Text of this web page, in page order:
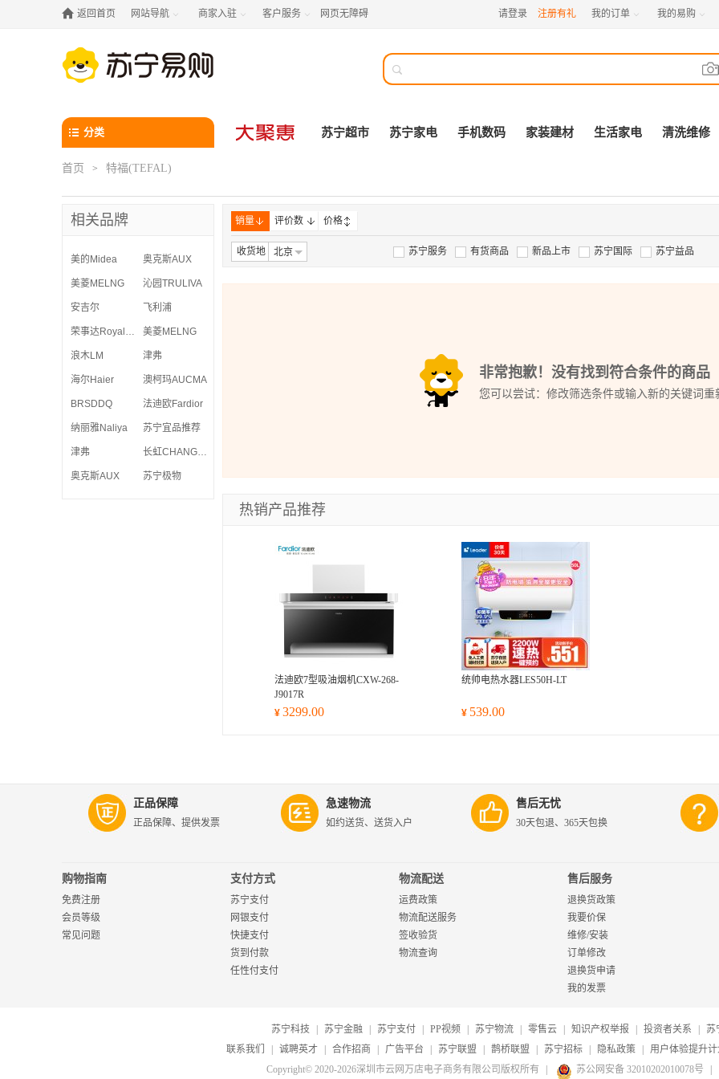
 返回首页 网站导航  商家入驻  客户服务  网页无障碍 请登录 注册有礼 我的订单  我的易购 

分类 苏宁超市 苏宁家电 手机数码 家装建材 生活家电 清洗维修
首页 > 特福(TEFAL)
销量 评价数 价格
收货地 北京 苏宁服务 有货商品 新品上市 苏宁国际 苏宁益品
非常抱歉！没有找到符合条件的商品
您可以尝试：修改筛选条件或输入新的关键词重
热销产品推荐
法迪欧7型吸油烟机CXW-268-
J9017R
¥ 3299.00
统帅电热水器LES50H-LT
¥ 539.00
相关品牌
美的Midea 奥克斯AUX
美菱MELNG 沁园TRULIVA
安吉尔 飞利浦
荣事达Royalstar 美菱MELNG
浪木LM 津弗
海尔Haier 澳柯玛AUCMA
BRSDDQ 法迪欧Fardior
纳丽雅Naliya 苏宁宜品推荐
津弗 长虹CHANGHONG
奥克斯AUX 苏宁极物
正品保障
正品保障、提供发票
急速物流
如约送货、送货入户
售后无忧
30天包退、365天包换
购物指南
免费注册
会员等级
常见问题
支付方式
苏宁支付
网银支付
快捷支付
货到付款
任性付支付
物流配送
运费政策
物流配送服务
签收验货
物流查询
售后服务
退换货政策
我要价保
维修/安装
订单修改
退换货申请
我的发票
苏宁科技 苏宁金融 苏宁支付 PP视频 苏宁物流 零售云 知识产权举报 投资者关系
苏
联系我们
诚聘英才 合作招商 广告平台 苏宁联盟 鹊桥联盟 苏宁招标 隐私政策
用户体验提升
Copyright© 2020-2026深圳市云网万店电子商务有限公司版权所有
苏公网安备 32010202010078号